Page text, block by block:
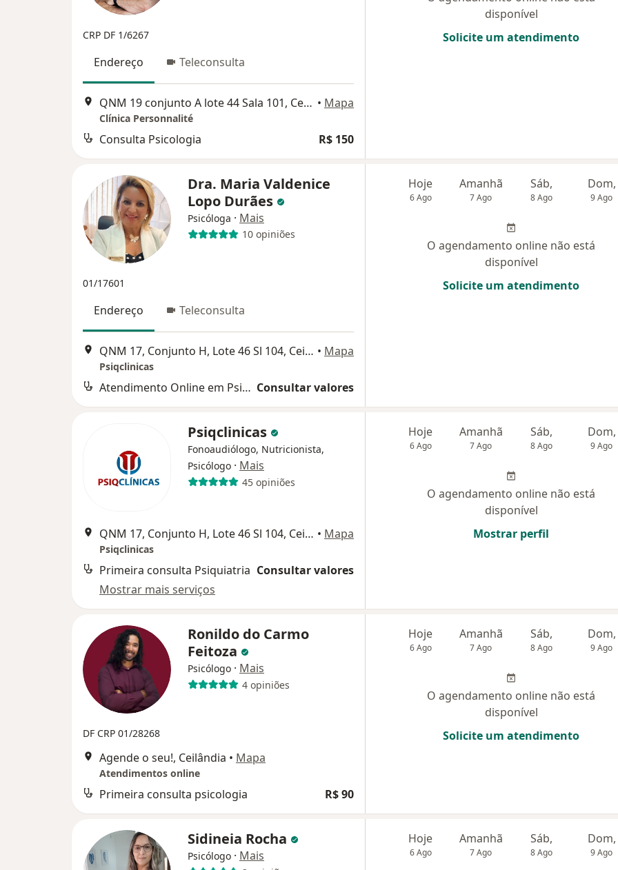
CRP DF 1/6267
Endereço Teleconsulta
QNM 19 conjunto A lote 44 Sala 101, Ceilândia • Mapa
Clínica Personnalité
Consulta Psicologia R$ 150
disponível
Solicite um atendimento
Dra. Maria Valdenice
Lopo Durães
Psicóloga · Mais
10 opiniões
01/17601
Endereço Teleconsulta
QNM 17, Conjunto H, Lote 46 Sl 104, Ceilândia • Mapa
Psiqclinicas
Atendimento Online em Psicoterapia Consultar valores
Hoje
6 Ago
Amanhã
7 Ago
Sáb,
8 Ago
Dom,
9 Ago
O agendamento online não está
disponível
Solicite um atendimento
Psiqclinicas
Fonoaudiólogo, Nutricionista,
Psicólogo · Mais
45 opiniões
QNM 17, Conjunto H, Lote 46 Sl 104, Ceilândia • Mapa
Psiqclinicas
Primeira consulta Psiquiatria Consultar valores
Mostrar mais serviços
Hoje
6 Ago
Amanhã
7 Ago
Sáb,
8 Ago
Dom,
9 Ago
O agendamento online não está
disponível
Mostrar perfil
Ronildo do Carmo
Feitoza
Psicólogo · Mais
4 opiniões
DF CRP 01/28268
Agende o seu!, Ceilândia • Mapa
Atendimentos online
Primeira consulta psicologia R$ 90
Hoje
6 Ago
Amanhã
7 Ago
Sáb,
8 Ago
Dom,
9 Ago
O agendamento online não está
disponível
Solicite um atendimento
Sidineia Rocha
Psicólogo · Mais
Hoje
6 Ago
Amanhã
7 Ago
Sáb,
8 Ago
Dom,
9 Ago